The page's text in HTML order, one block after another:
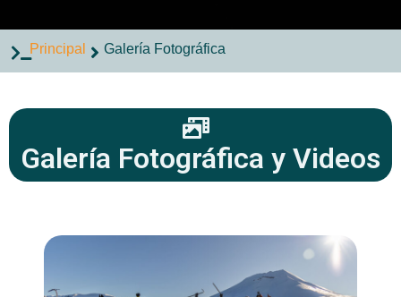
Principal Galería Fotográfica
Galería Fotográfica y Videos